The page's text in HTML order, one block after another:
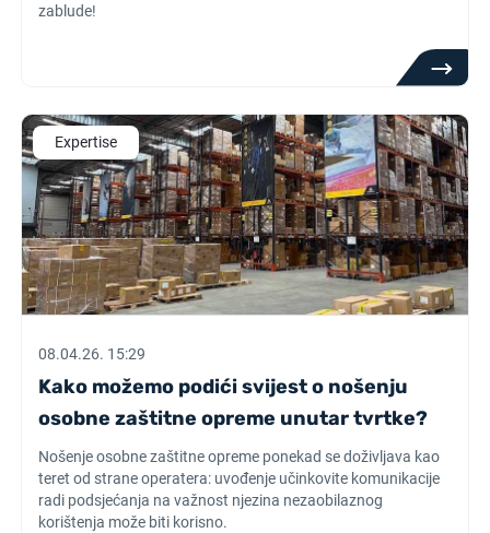
zablude!
Expertise
08.04.26. 15:29
Kako možemo podići svijest o nošenju
osobne zaštitne opreme unutar tvrtke?
Nošenje osobne zaštitne opreme ponekad se doživljava kao
teret od strane operatera: uvođenje učinkovite komunikacije
radi podsjećanja na važnost njezina nezaobilaznog
korištenja može biti korisno.